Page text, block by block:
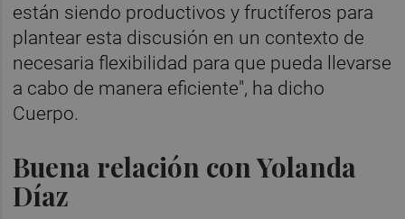
están siendo productivos y fructíferos para
plantear esta discusión en un contexto de
necesaria flexibilidad para que pueda llevarse
a cabo de manera eficiente", ha dicho
Cuerpo.
Buena relación con Yolanda
Díaz